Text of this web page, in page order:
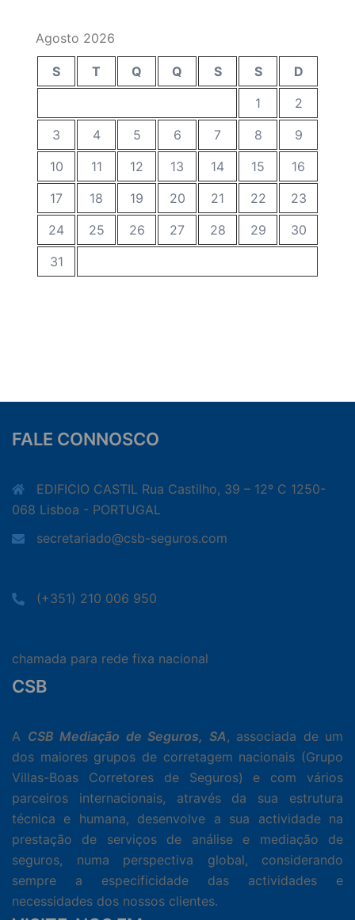
Agosto 2026
S T Q Q S S
D
1
2
3
4 5 6 7 8
9
10
11 12 13 14 15
16
17
18 19 20 21 22
23
24
25 26 27 28 29
30
31
FALE CONNOSCO
EDIFICIO CASTIL Rua Castilho, 39 – 12º C 1250-
068 Lisboa - PORTUGAL
secretariado@csb-seguros.com
(+351) 210 006 950
chamada para rede fixa nacional
CSB
A CSB Mediação de Seguros, SA , associada de um
dos maiores grupos de corretagem nacionais (Grupo
Villas-Boas Corretores de Seguros) e com vários
parceiros internacionais, através da sua estrutura
técnica e humana, desenvolve a sua actividade na
prestação de serviços de análise e mediação de
seguros, numa perspectiva global, considerando
sempre a especificidade das actividades e
necessidades dos nossos clientes.